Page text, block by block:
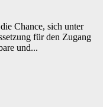
Chance, sich unter
für den Zugang
und...